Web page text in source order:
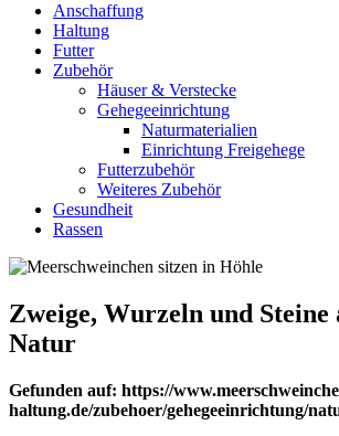
Anschaffung
Haltung
Futter
Zubehör
Häuser & Verstecke
Gehegeeinrichtung
Naturmaterialien
Einrichtung Freigehege
Futterzubehör
Weiteres Zubehör
Gesundheit
Rassen
Zweige, Wurzeln und Steine
Natur
Gefunden auf: https://
haltung.de/zubehoer/gehegeeinrichtung/